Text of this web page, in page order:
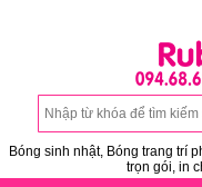
Bóng sinh nhật, Bóng trang trí
trọn gói, in